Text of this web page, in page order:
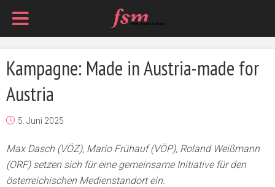
Kampagne: Made in Austria-made for
Austria
5. Juni 2025
Max Dasch (VÖZ), Mario Frühauf (VÖP), Roland Weißmann
(ORF) setzen sich für eine gemeinsame Initiative für den
österreichischen Medienstandort ein.